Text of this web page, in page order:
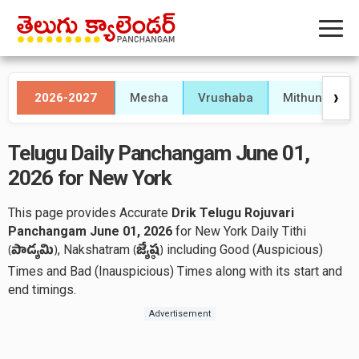
2026-2027 Mesha Vrushaba Mithuna ❯
Telugu Daily Panchangam June 01,
2026 for New York
This page provides Accurate Drik Telugu Rojuvari
Panchangam June 01, 2026 for New York Daily Tithi
(పాడ్యమి), Nakshatram (జ్యేష్ఠ) including Good (Auspicious)
Times and Bad (Inauspicious) Times along with its start and
end timings.
Advertisement